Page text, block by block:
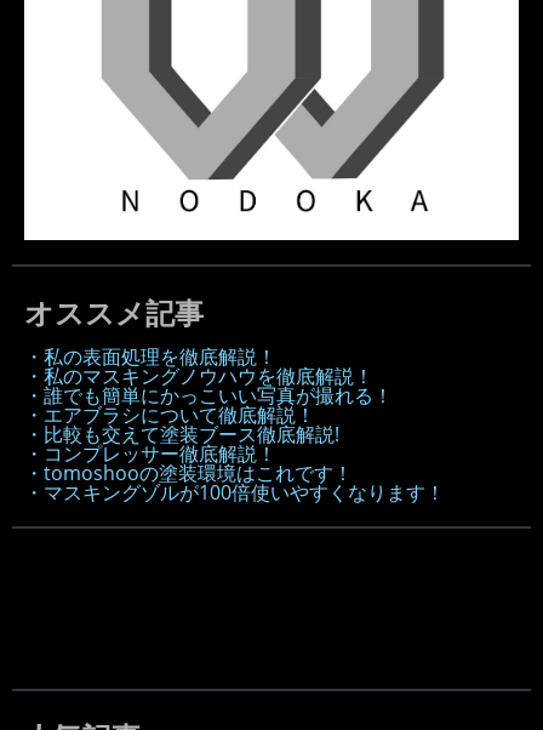
オススメ記事
・私の表面処理を徹底解説！
・私のマスキングノウハウを徹底解説！
・誰でも簡単にかっこいい写真が撮れる！
・エアブラシについて徹底解説！
・比較も交えて塗装ブース徹底解説!
・コンプレッサー徹底解説！
・tomoshooの塗装環境はこれです！
・マスキングゾルが100倍使いやすくなります！